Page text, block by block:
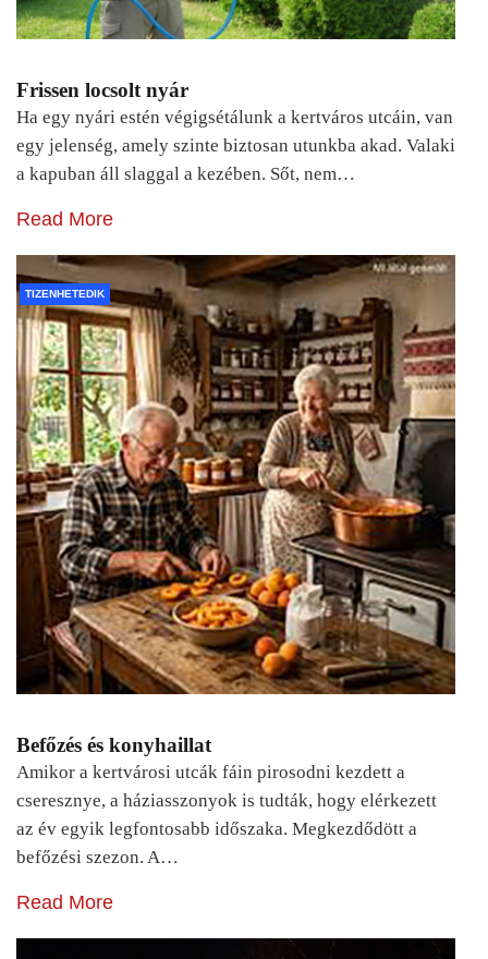
Frissen locsolt nyár
Ha egy nyári estén végigsétálunk a kertváros utcáin, van
egy jelenség, amely szinte biztosan utunkba akad. Valaki
a kapuban áll slaggal a kezében. Sőt, nem…
Read More
TIZENHETEDIK
Befőzés és konyhaillat
Amikor a kertvárosi utcák fáin pirosodni kezdett a
cseresznye, a háziasszonyok is tudták, hogy elérkezett
az év egyik legfontosabb időszaka. Megkezdődött a
befőzési szezon. A…
Read More